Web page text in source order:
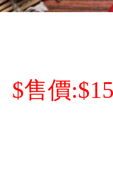
$售價